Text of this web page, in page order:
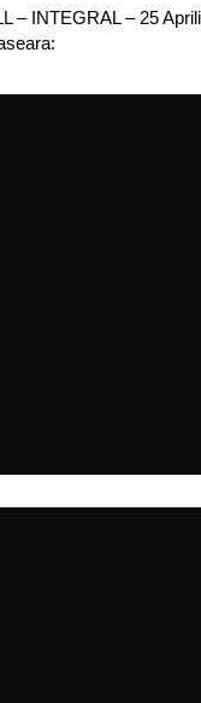
– INTEGRAL – 25